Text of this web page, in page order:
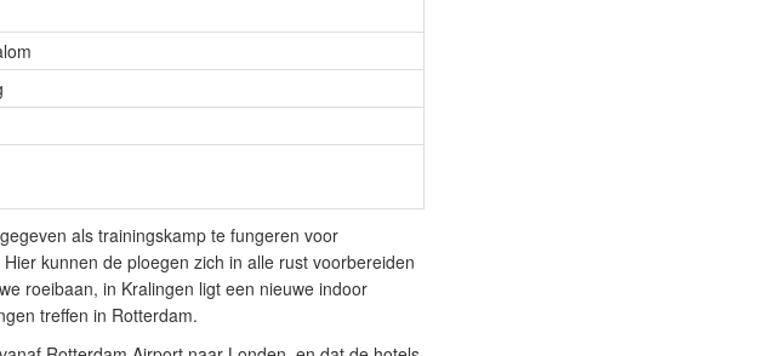
als trainingskamp te fungeren voor
kunnen de ploegen zich in alle rust voorbereiden
roeibaan, in Kralingen ligt een nieuwe indoor
treffen in Rotterdam.